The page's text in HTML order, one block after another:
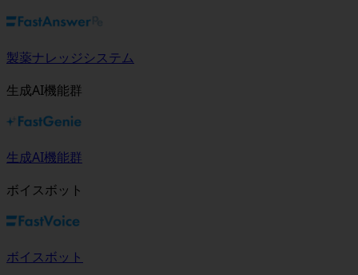
製薬ナレッジシステム
生成AI機能群
生成AI機能群
ボイスボット
ボイスボット